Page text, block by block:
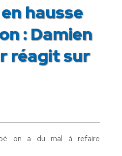
hausse
: Damien
réagit sur
on a du mal à refaire